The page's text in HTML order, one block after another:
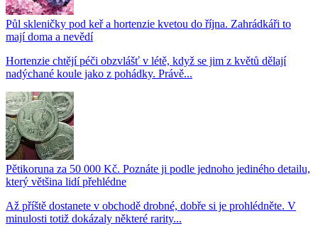
Půl skleničky pod keř a hortenzie kvetou do října. Zahrádkáři to
mají doma a nevědí
Hortenzie chtějí péči obzvlášť v létě, když se jim z květů dělají
nadýchané koule jako z pohádky. Právě...
Pětikoruna za 50 000 Kč. Poznáte ji podle jednoho jediného detailu,
který většina lidí přehlédne
Až příště dostanete v obchodě drobné, dobře si je prohlédněte. V
minulosti totiž dokázaly některé rarity...